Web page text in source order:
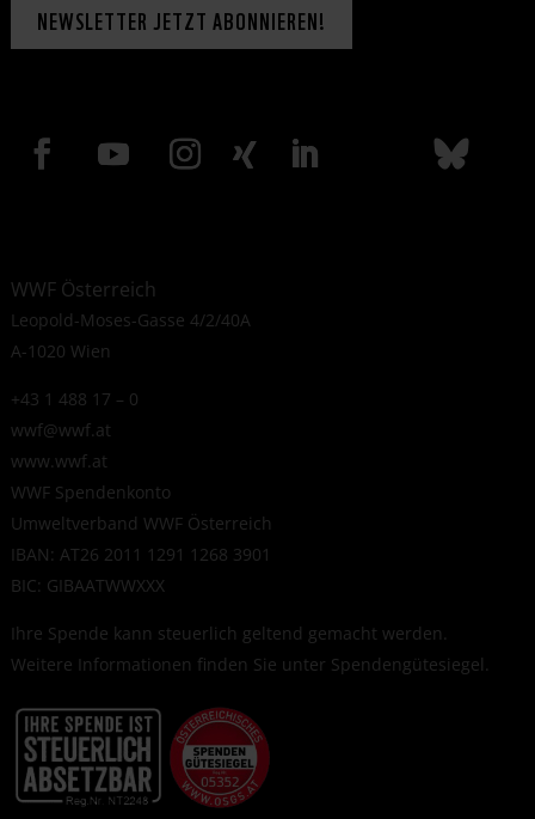
NEWSLETTER JETZT ABONNIEREN!
WWF Österreich
Leopold-Moses-Gasse 4/2/40A
A-1020 Wien
+43 1 488 17 – 0
wwf@wwf.at
www.wwf.at
WWF Spendenkonto
Umweltverband WWF Österreich
IBAN: AT26 2011 1291 1268 3901
BIC: GIBAATWWXXX
Ihre Spende kann steuerlich geltend gemacht werden.
Weitere Informationen finden Sie unter Spendengütesiegel.